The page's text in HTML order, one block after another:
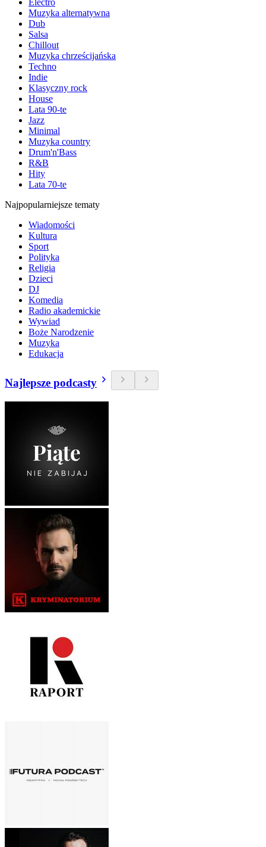
Electro
Muzyka alternatywna
Dub
Salsa
Chillout
Muzyka chrześcijańska
Techno
Indie
Klasyczny rock
House
Lata 90-te
Jazz
Minimal
Muzyka country
Drum'n'Bass
R&B
Hity
Lata 70-te
Najpopularniejsze tematy
Wiadomości
Kultura
Sport
Polityka
Religia
Dzieci
DJ
Komedia
Radio akademickie
Wywiad
Boże Narodzenie
Muzyka
Edukacja
Najlepsze podcasty